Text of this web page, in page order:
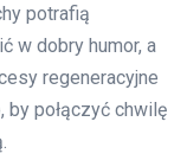
potrafią
w dobry humor, a
regeneracyjne
połączyć chwilę